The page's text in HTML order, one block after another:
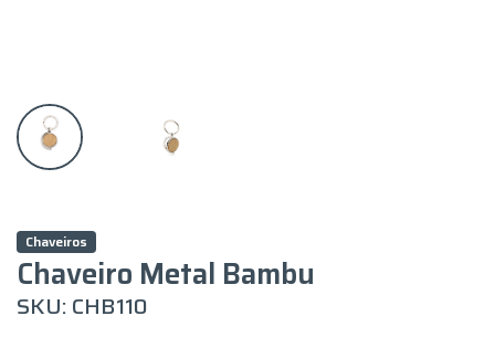
Chaveiros
Chaveiro Metal Bambu
SKU: CHB110